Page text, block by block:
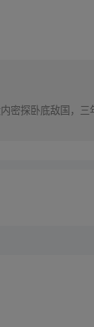
密探卧底敌国，三